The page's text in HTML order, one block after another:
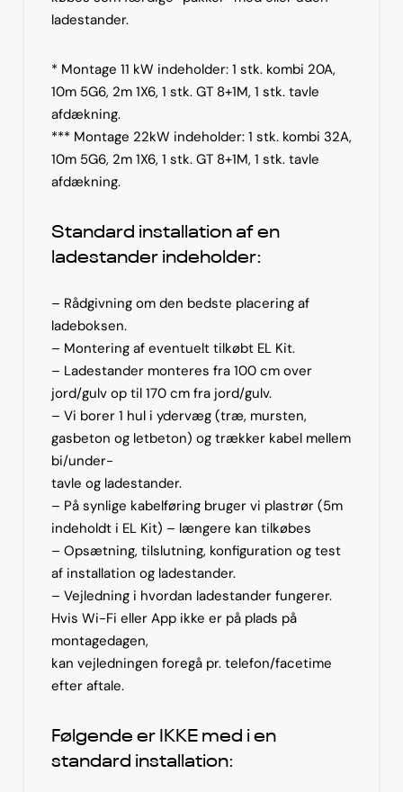
ladestander.
* Montage 11 kW indeholder: 1 stk. kombi 20A,
10m 5G6, 2m 1X6, 1 stk. GT 8+1M, 1 stk. tavle
afdækning.
*** Montage 22kW indeholder: 1 stk. kombi 32A,
10m 5G6, 2m 1X6, 1 stk. GT 8+1M, 1 stk. tavle
afdækning.
Standard installation af en
ladestander indeholder:
– Rådgivning om den bedste placering af
ladeboksen.
– Montering af eventuelt tilkøbt EL Kit.
– Ladestander monteres fra 100 cm over
jord/gulv op til 170 cm fra jord/gulv.
– Vi borer 1 hul i ydervæg (træ, mursten,
gasbeton og letbeton) og trækker kabel mellem
bi/under-
tavle og ladestander.
– På synlige kabelføring bruger vi plastrør (5m
indeholdt i EL Kit) – længere kan tilkøbes
– Opsætning, tilslutning, konfiguration og test
af installation og ladestander.
– Vejledning i hvordan ladestander fungerer.
Hvis Wi-Fi eller App ikke er på plads på
montagedagen,
kan vejledningen foregå pr. telefon/facetime
efter aftale.
Følgende er IKKE med i en
standard installation: